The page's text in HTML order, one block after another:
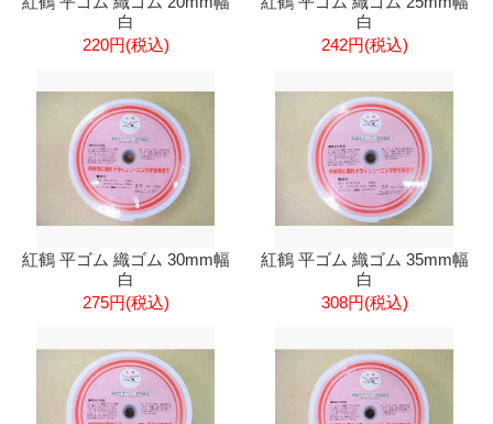
白
220円(税込)
白
242円(税込)
紅鶴 平ゴム 織ゴム 30mm幅
白
275円(税込)
紅鶴 平ゴム 織ゴム 35mm幅
白
308円(税込)